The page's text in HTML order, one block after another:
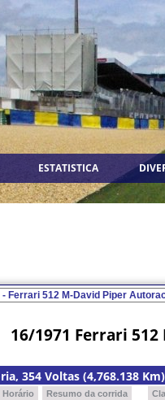
ESTATISTICA
16/1971 Ferrari
354 Voltas (4,768.138
Horário Resumo da corrida